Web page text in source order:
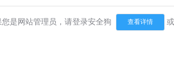
您是网站管理员，请登录安全狗 或